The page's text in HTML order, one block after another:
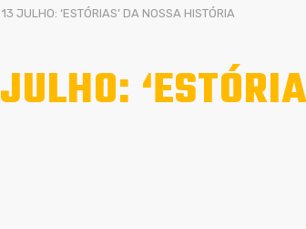
13 JULHO: ‘ESTÓRIAS’ DA NOSSA HISTÓRIA